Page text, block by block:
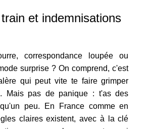
et indemnisations
correspondance loupée ou
surprise ? On comprend, c'est
qui peut vite te faire grimper
Mais pas de panique : t'as des
peu. En France comme en
claires existent, avec à la clé